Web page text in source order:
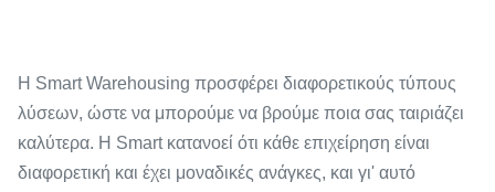
Η Smart Warehousing προσφέρει διαφορετικούς τύπους
λύσεων, ώστε να μπορούμε να βρούμε ποια σας ταιριάζει
καλύτερα. Η Smart κατανοεί ότι κάθε επιχείρηση είναι
διαφορετική και έχει μοναδικές ανάγκες, και γι' αυτό